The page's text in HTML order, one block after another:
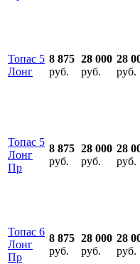
Топас 5
Лонг
8 875
руб.
28 000
руб.
28
руб.
Топас 5
Лонг
Пр
8 875
руб.
28 000
руб.
28
руб.
Топас 6
Лонг
Пр
8 875
руб.
28 000
руб.
28
руб.